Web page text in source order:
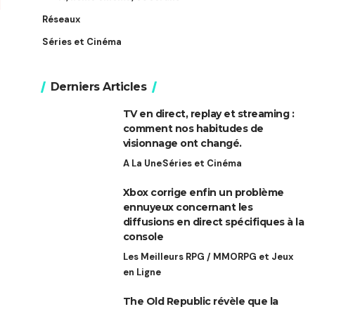
Réseaux
Séries et Cinéma
Derniers Articles
TV en direct, replay et streaming :
comment nos habitudes de
visionnage ont changé.
A La UneSéries et Cinéma
Xbox corrige enfin un problème
ennuyeux concernant les
diffusions en direct spécifiques à la
console
Les Meilleurs RPG / MMORPG et Jeux
en Ligne
The Old Republic révèle que la